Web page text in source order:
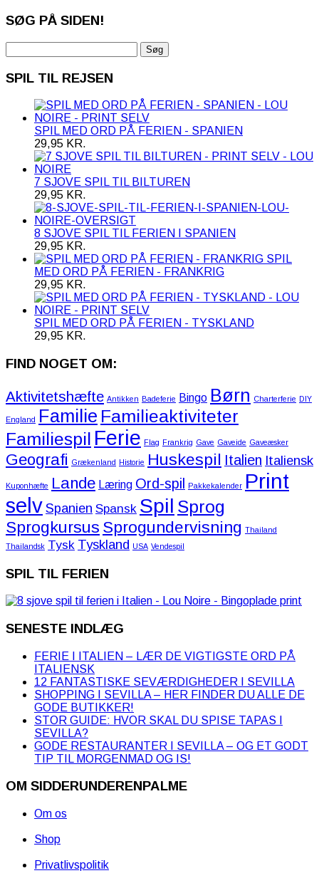
SØG PÅ SIDEN!
efter:
SPIL TIL REJSEN
SPIL MED ORD PÅ FERIEN - SPANIEN
29,95 KR.
7 SJOVE SPIL TIL BILTUREN
29,95 KR.
8 SJOVE SPIL TIL FERIEN I SPANIEN
29,95 KR.
SPIL
MED ORD PÅ FERIEN - FRANKRIG
29,95 KR.
SPIL MED ORD PÅ FERIEN - TYSKLAND
29,95 KR.
FIND NOGET OM:
Aktivitetshæfte Antikken Badeferie Bingo Børn Charterferie DIY
England Familie Familieaktiviteter
Familiespil Ferie Flag Frankrig Gave Gaveide Gaveæsker
Geografi Grækenland Historie Huskespil Italien Italiensk
Kuponhæfte Lande Læring Ord-spil Pakkekalender Print
selvSpanien Spansk Spil Sprog
Sprogkursus Sprogundervisning Thailand
Thailandsk Tysk Tyskland USA Vendespil
SPIL TIL FERIEN
SENESTE INDLÆG
FERIE I ITALIEN – LÆR DE VIGTIGSTE ORD PÅ
ITALIENSK
12 FANTASTISKE SEVÆRDIGHEDER I SEVILLA
SHOPPING I SEVILLA – HER FINDER DU ALLE DE
GODE BUTIKKER!
STOR GUIDE: HVOR SKAL DU SPISE TAPAS I
SEVILLA?
GODE RESTAURANTER I SEVILLA – OG ET GODT
TIP TIL MORGENMAD OG IS!
OM SIDDERUNDERENPALME
Om os
Shop
Privatlivspolitik